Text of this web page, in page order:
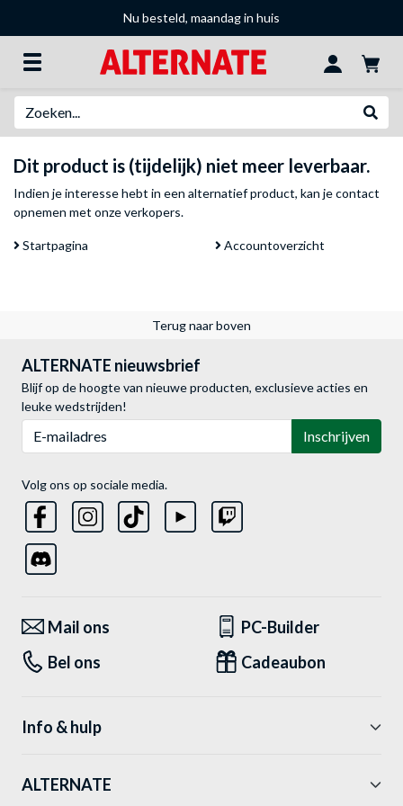
Nu besteld, maandag in huis
Dit product is (tijdelijk) niet meer leverbaar.
Indien je interesse hebt in een alternatief product, kan jecontact
opnemen met onze verkopers.
Startpagina Accountoverzicht
Terug naar boven
ALTERNATE nieuwsbrief
Blijf op de hoogte van nieuwe producten, exclusieve acties en
leuke wedstrijden!
Inschrijven
Volg ons op sociale media.
Mail ons
PC-Builder
Bel ons
Cadeaubon
Info & hulp
ALTERNATE